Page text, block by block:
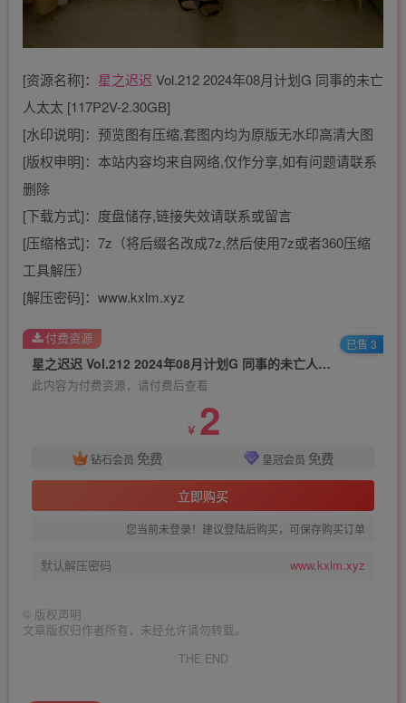
[资源名称]： 星之迟迟 Vol.212 2024年08月计划G 同事的未亡
人太太 [117P2V-2.30GB]
[水印说明]：预览图有压缩,套图内均为原版无水印高清大图
[版权申明]：本站内容均来自网络,仅作分享,如有问题请联系
删除
[下载方式]：度盘储存,链接失效请联系或留言
[压缩格式]：7z（将后缀名改成7z,然后使用7z或者360压缩
工具解压）
[解压密码]：www.kxlm.xyz
星之迟迟 Vol.212 2024年08月计划G 同事的未亡人太太 [117P2V-2.30GB]
此内容为付费资源，请付费后查看
￥ 2
钻石会员 免费 皇冠会员 免费
立即购买
您当前未登录！建议登陆后购买，可保存购买订单
默认解压密码 www.kxlm.xyz
付费资源 已售 3
© 版权声明
文章版权归作者所有，未经允许请勿转载。
THE END